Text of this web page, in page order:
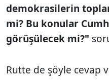
demokrasilerin
mi? Bu konular
görüşülecek mi?"
Rutte de şöyle cevap